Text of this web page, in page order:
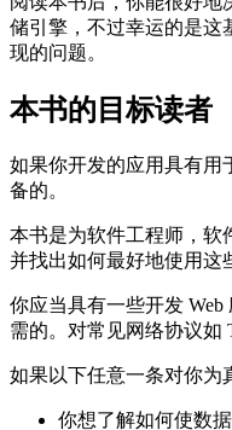
储引擎，不过幸运的是这
现的问题。
本书的目标读者
如果你开发的应用具有用
备的。
本书是为软件工程师，软
并找出如何最好地使用这
你应当具有一些开发
需的。对常见网络协议如
如果以下任意一条对你为
你想了解如何使数